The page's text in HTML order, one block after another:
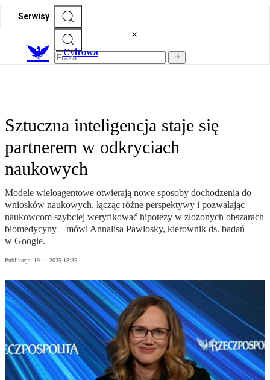
Serwisy
Cyfrowa
Sztuczna inteligencja staje się
partnerem w odkryciach
naukowych
Modele wieloagentowe otwierają nowe sposoby dochodzenia do
wniosków naukowych, łącząc różne perspektywy i pozwalając
naukowcom szybciej weryfikować hipotezy w złożonych obszarach
biomedycyny – mówi Annalisa Pawlosky, kierownik ds. badań
w Google.
Publikacja: 19.11.2025 18:35